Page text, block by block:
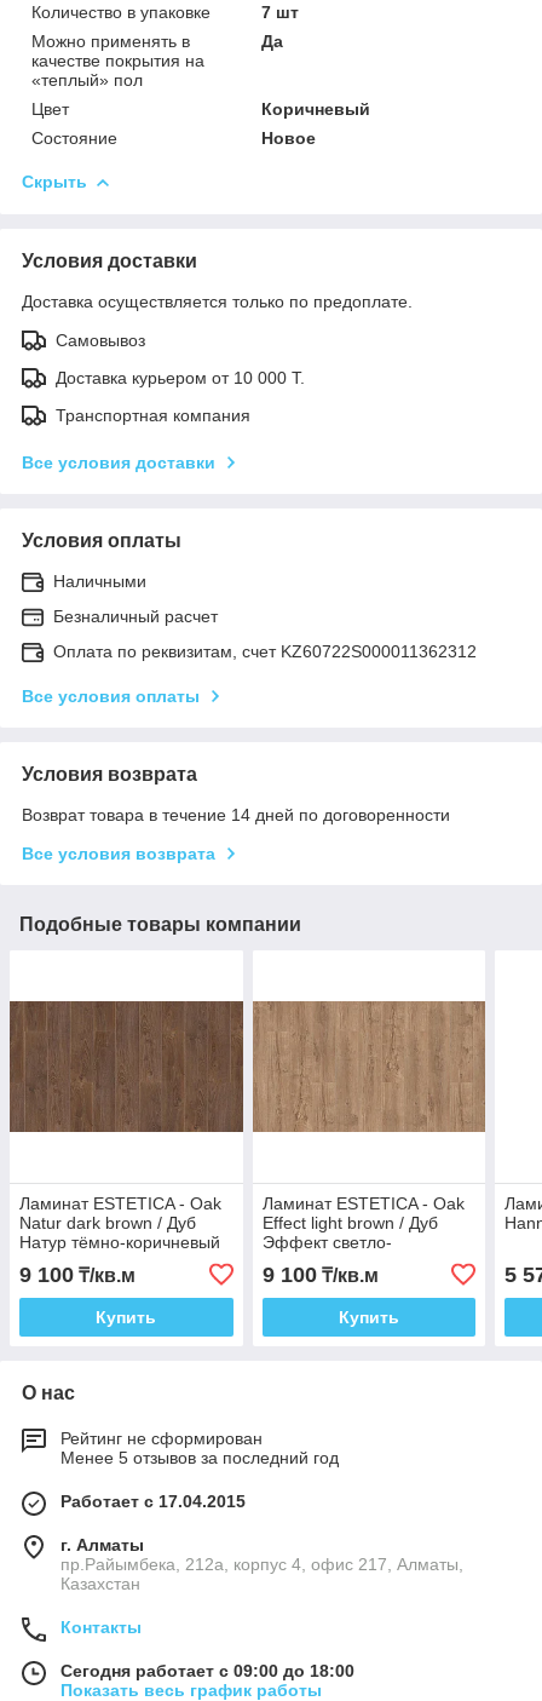
Количество в упаковке
7 шт
Можно применять в
качестве покрытия на
«теплый» пол
Да
Цвет
Коричневый
Состояние
Новое
Скрыть
Условия доставки
Доставка осуществляется только по предоплате.
Самовывоз
Доставка курьером от 10 000 Т.
Транспортная компания
Все условия доставки
Условия оплаты
Наличными
Безналичный расчет
Оплата по реквизитам, счет KZ60722S000011362312
Все условия оплаты
Условия возврата
Возврат товара в течение 14 дней по договоренности
Все условия возврата
Подобные товары компании
Ламинат ESTETICA - Oak
Natur dark brown / Дуб
Натур тёмно-коричневый
9 100 ₸/кв.м
Купить
Ламинат ESTETICA - Oak
Effect light brown / Дуб
Эффект светло-
коричневый
9 100₸/кв.м
Купить
5
О нас
Рейтинг не сформирован
Менее 5 отзывов за последний год
Работает с 17.04.2015
г. Алматы
пр.Райымбека, 212а, корпус 4, офис 217, Алматы,
Казахстан
Контакты
Сегодня работает с 09:00 до 18:00
Показать весь график работы